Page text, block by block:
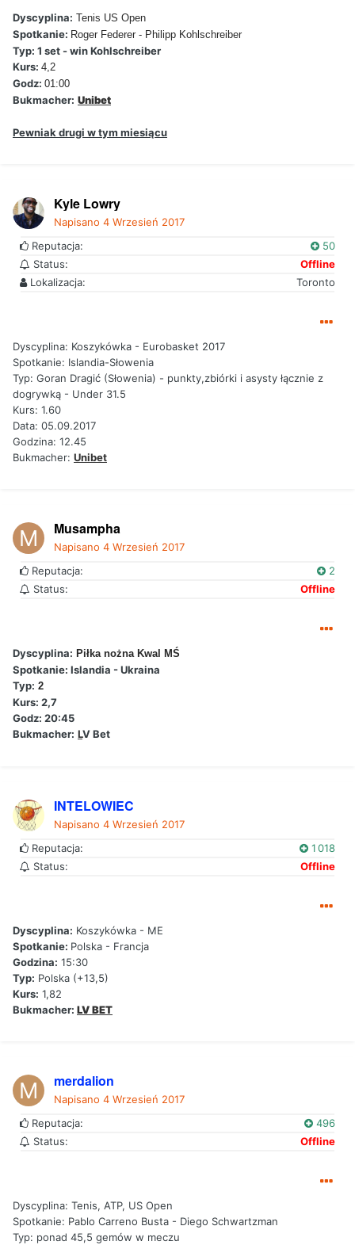
Dyscyplina: Tenis US Open
Spotkanie: Roger Federer - Philipp Kohlschreiber
Typ: 1 set - win Kohlschreiber
Kurs: 4,2
Godz: 01:00
Bukmacher: Unibet
Pewniak drugi w tym miesiącu
Kyle Lowry
Napisano 4 Wrzesień 2017
Reputacja:
50
Status:
Offline
Lokalizacja:
Toronto
Dyscyplina: Koszykówka - Eurobasket 2017
Spotkanie: Islandia-Słowenia
Typ: Goran Dragić (Słowenia) - punkty,zbiórki i asysty łącznie z
dogrywką - Under 31.5
Kurs: 1.60
Data: 05.09.2017
Godzina: 12.45
Bukmacher: Unibet
Musampha
Napisano 4 Wrzesień 2017
Reputacja:
2
Status:
Offline
Dyscyplina: Piłka nożna Kwal MŚ
Spotkanie: Islandia - Ukraina
Typ: 2
Kurs: 2,7
Godz: 20:45
Bukmacher: LV Bet
INTELOWIEC
Napisano 4 Wrzesień 2017
Reputacja:
1 018
Status:
Offline
Dyscyplina: Koszykówka - ME
Spotkanie: Polska - Francja
Godzina: 15:30
Typ: Polska (+13,5)
Kurs: 1,82
Bukmacher: LV BET
merdalion
Napisano 4 Wrzesień 2017
Reputacja:
496
Status:
Offline
Dyscyplina: Tenis, ATP, US Open
Spotkanie: Pablo Carreno Busta - Diego Schwartzman
Typ: ponad 45,5 gemów w meczu